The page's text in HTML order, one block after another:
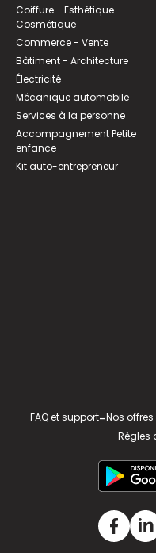
Coiffure - Esthétique -
Cosmétique
Commerce - Vente
Bâtiment - Architecture
Électricité
Mécanique automobile
Services à la personne
Accompagnement Petite
enfance
Kit auto-entrepreneur
FAQ et support-Nos
Règles